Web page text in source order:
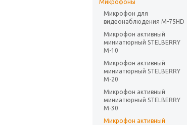
Микрофоны
Микрофон для
видеонаблюдения M-75HD
Микрофон активный
миниатюрный STELBERRY
М-10
Микрофон активный
миниатюрный STELBERRY
М-20
Микрофон активный
миниатюрный STELBERRY
М-30
Микрофон активный